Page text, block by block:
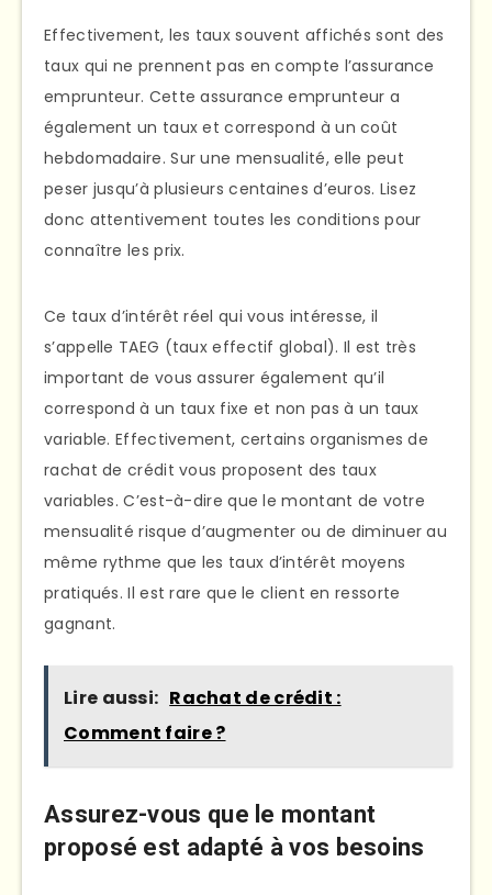
Effectivement, les taux souvent affichés sont des
taux qui ne prennent pas en compte l’assurance
emprunteur. Cette assurance emprunteur a
également un taux et correspond à un coût
hebdomadaire. Sur une mensualité, elle peut
peser jusqu’à plusieurs centaines d’euros. Lisez
donc attentivement toutes les conditions pour
connaître les prix.
Ce taux d’intérêt réel qui vous intéresse, il
s’appelle TAEG (taux effectif global). Il est très
important de vous assurer également qu’il
correspond à un taux fixe et non pas à un taux
variable. Effectivement, certains organismes de
rachat de crédit vous proposent des taux
variables. C’est-à-dire que le montant de votre
mensualité risque d’augmenter ou de diminuer au
même rythme que les taux d’intérêt moyens
pratiqués. Il est rare que le client en ressorte
gagnant.
Lire aussi: Rachat de crédit :
Comment faire ?
Assurez-vous que le montant
proposé est adapté à vos besoins